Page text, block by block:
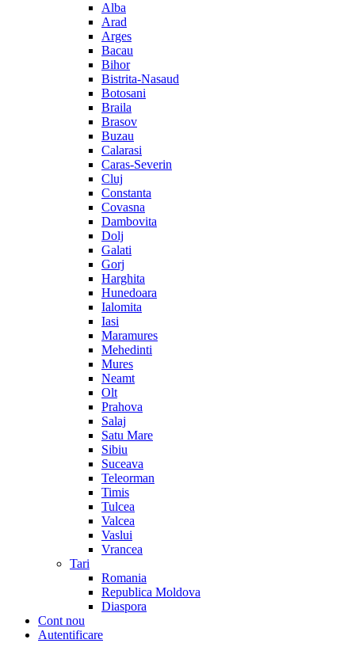
Alba
Arad
Arges
Bacau
Bihor
Bistrita-Nasaud
Botosani
Braila
Brasov
Buzau
Calarasi
Caras-Severin
Cluj
Constanta
Covasna
Dambovita
Dolj
Galati
Gorj
Harghita
Hunedoara
Ialomita
Iasi
Maramures
Mehedinti
Mures
Neamt
Olt
Prahova
Salaj
Satu Mare
Sibiu
Suceava
Teleorman
Timis
Tulcea
Valcea
Vaslui
Vrancea
Tari
Romania
Republica Moldova
Diaspora
Cont nou
Autentificare